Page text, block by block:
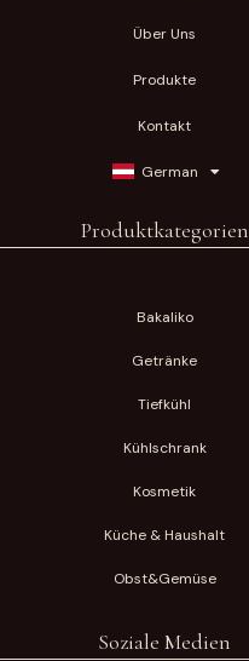
Über Uns
Produkte
Kontakt
German
Produktkategorien
Bakaliko
Getränke
Tiefkühl
Kühlschrank
Kosmetik
Küche & Haushalt
Obst&Gemüse
Soziale Medien